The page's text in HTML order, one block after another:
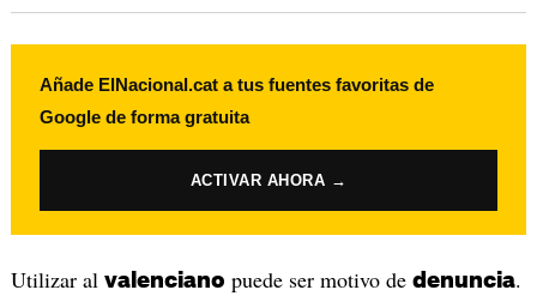
Añade ElNacional.cat a tus fuentes favoritas de
Google de forma gratuita
ACTIVAR AHORA →
Utilizar al valenciano puede ser motivo de denuncia.